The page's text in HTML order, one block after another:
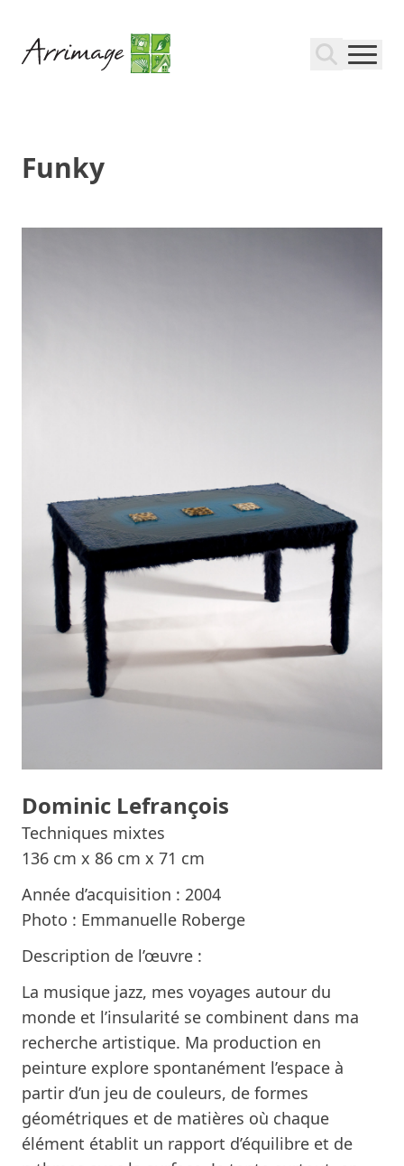
Funky
Dominic Lefrançois
Techniques mixtes
136 cm x 86 cm x 71 cm
Année d’acquisition : 2004
Photo : Emmanuelle Roberge
Description de l’œuvre :
La musique jazz, mes voyages autour du
monde et l’insularité se combinent dans ma
recherche artistique. Ma production en
peinture explore spontanément l’espace à
partir d’un jeu de couleurs, de formes
géométriques et de matières où chaque
élément établit un rapport d’équilibre et de